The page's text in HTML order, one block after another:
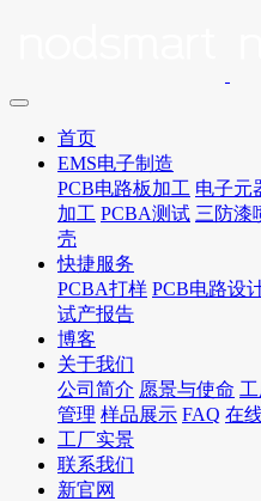
首页
EMS电子制造
PCB电路板加工 电子元
加工 PCBA测试 三防漆
壳
快捷服务
PCBA打样 PCB电路设
试产报告
博客
关于我们
公司简介 愿景与使命
管理 样品展示 FAQ 在
工厂实景
联系我们
新官网